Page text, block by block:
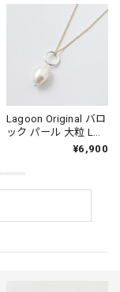
Lagoon Original バロ
ック パール 大粒 Lサ
イズ ペンダント TOP
¥6,900